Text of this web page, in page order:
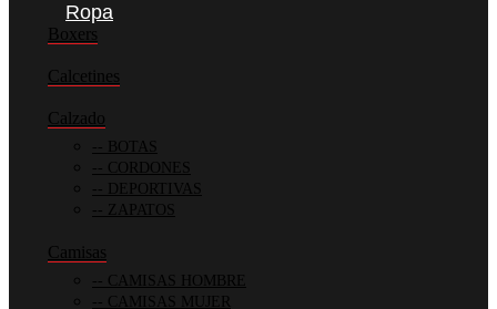
Ropa
Boxers
Calcetines
Calzado
BOTAS
CORDONES
DEPORTIVAS
ZAPATOS
Camisas
CAMISAS HOMBRE
CAMISAS MUJER